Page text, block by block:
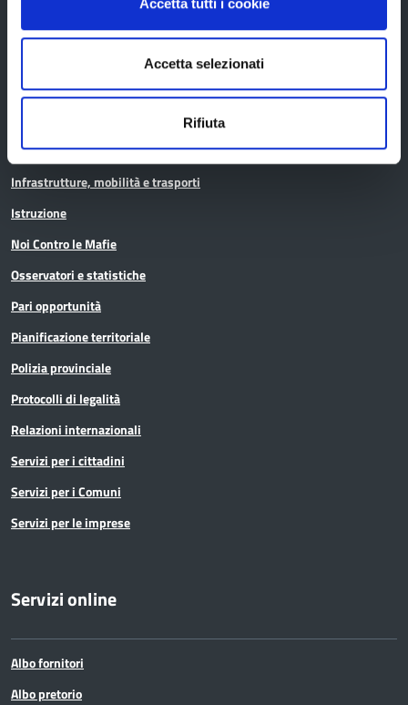
Accetta tutti i cookie
Accetta selezionati
Rifiuta
Aree tematiche
Archivio
Conferenza Territoriale Sociale e Sanitaria (CTSS)
Infrastrutture, mobilità e trasporti
Istruzione
Noi Contro le Mafie
Osservatori e statistiche
Pari opportunità
Pianificazione territoriale
Polizia provinciale
Protocolli di legalità
Relazioni internazionali
Servizi per i cittadini
Servizi per i Comuni
Servizi per le imprese
Servizi online
Albo fornitori
Albo pretorio